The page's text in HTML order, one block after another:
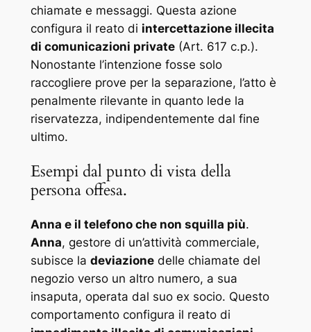
chiamate e messaggi. Questa azione
configura il reato di intercettazione illecita
di comunicazioni private(Art. 617 c.p.).
Nonostante l’intenzione fosse solo
raccogliere prove per la separazione, l’atto è
penalmente rilevante in quanto lede la
riservatezza, indipendentemente dal fine
ultimo.
Esempi dal punto di vista della
persona offesa.
Anna e il telefono che non squilla più.
Anna, gestore di un’attività commerciale,
subisce la deviazionedelle chiamate del
negozio verso un altro numero, a sua
insaputa, operata dal suo ex socio. Questo
comportamento configura il reato di